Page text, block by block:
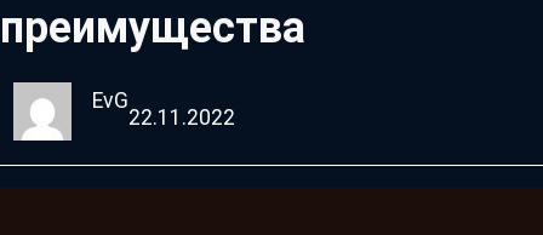
преимущества
EvG
22.11.2022